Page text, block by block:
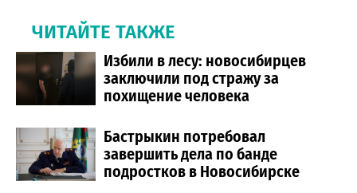
ЧИТАЙТЕ ТАКЖЕ
Избили в лесу: новосибирцев
заключили под стражу за
похищение человека
Бастрыкин потребовал
завершить дела по банде
подростков в Новосибирске